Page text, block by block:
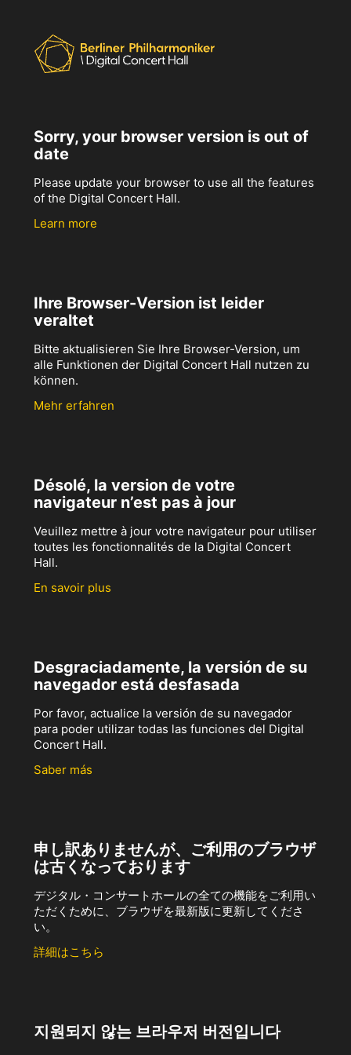
Sorry, your browser version is out of
date
Please update your browser to use all the features
of the Digital Concert Hall.
Learn more
Ihre Browser-Version ist leider
veraltet
Bitte aktualisieren Sie Ihre Browser-Version, um
alle Funktionen der Digital Concert Hall nutzen zu
können.
Mehr erfahren
Désolé, la version de votre
navigateur n’est pas à jour
Veuillez mettre à jour votre navigateur pour utiliser
toutes les fonctionnalités de la Digital Concert
Hall.
En savoir plus
Desgraciadamente, la versión de su
navegador está desfasada
Por favor, actualice la versión de su navegador
para poder utilizar todas las funciones del Digital
Concert Hall.
Saber más
申し訳ありませんが、ご利用のブラウザ
は古くなっております
デジタル・コンサートホールの全ての機能をご利用い
ただくために、ブラウザを最新版に更新してくださ
い。
詳細はこちら
지원되지 않는 브라우저 버전입니다